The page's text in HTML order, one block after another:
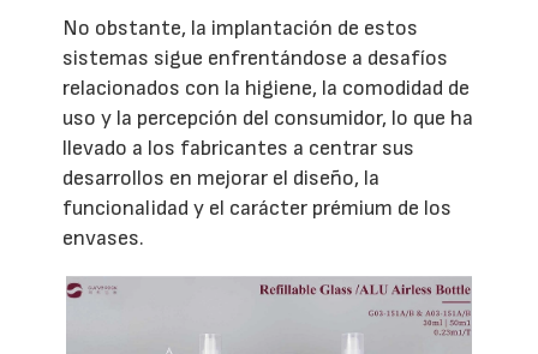
No obstante, la implantación de estos
sistemas sigue enfrentándose a desafíos
relacionados con la higiene, la comodidad de
uso y la percepción del consumidor, lo que ha
llevado a los fabricantes a centrar sus
desarrollos en mejorar el diseño, la
funcionalidad y el carácter prémium de los
envases.